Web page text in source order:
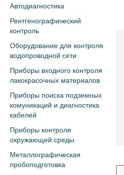
Автодиагностика
Рентгенографический
контроль
Оборудование для контроля
водопроводной сети
Приборы входного контроля
лакокрасочных материалов
Приборы поиска подземных
комуникаций и диагностика
кабелей
Приборы контроля
окружающей среды
Металлографическая
пробоподготовка